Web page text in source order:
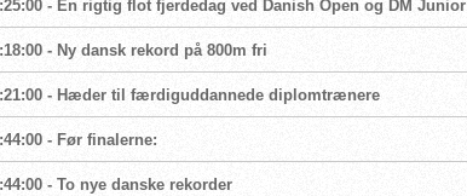
- En rigtig flot fjerdedag ved Danish Open og DM Junior
- Ny dansk rekord på 800m fri
- Hæder til færdiguddannede diplomtrænere
- Før finalerne:
- To nye danske rekorder